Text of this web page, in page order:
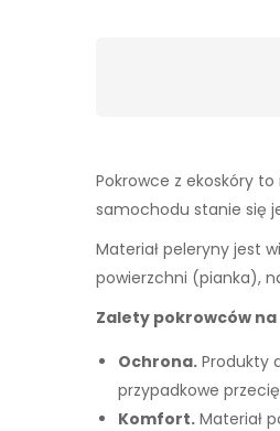
Pokrowce z ekoskóry
samochodu stanie się
Materiał peleryny jest
powierzchni (pianka),
Zalety pokrowców
Ochrona. Produkty
przypadkowe
Komfort. Materiał